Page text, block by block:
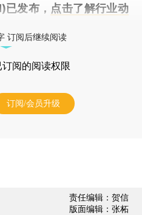
发布， 点击了解行业动
订阅后继续阅读
订阅的阅读权限
订阅/会员升级
责任编辑：贺信
版面编辑：张柘